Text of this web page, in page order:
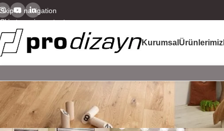
Skip to navigation
Skip to main content
Kurumsal Ürünlerimiz